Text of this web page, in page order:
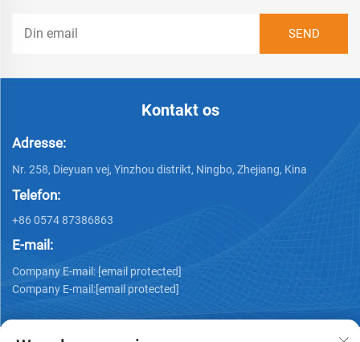
Kontakt os
Adresse:
Nr. 258, Dieyuan vej, Yinzhou distrikt, Ningbo, Zhejiang, Kina
Telefon:
+86 0574 87386863
E-mail:
Company E-mail: [email protected]
Company E-mail:[email protected]